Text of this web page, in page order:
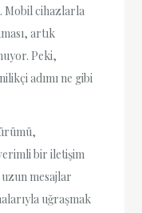
Mobil cihazlarla
artık
Peki,
adımı ne gibi
bir iletişim
uzun mesajlar
uğraşmak